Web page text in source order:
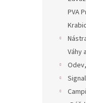
PVA
Váhy